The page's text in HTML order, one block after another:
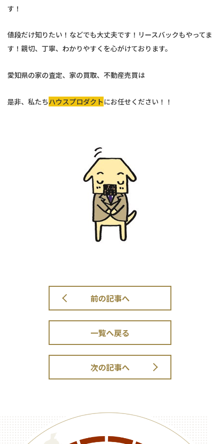
す！
値段だけ知りたい！などでも大丈夫です！リースバックもやってま
す！親切、丁寧、わかりやすくを心がけております。
愛知県の家の査定、家の買取、不動産売買は
是非、私たちハウスプロダクトにお任せください！！
前の記事へ
一覧へ戻る
次の記事へ